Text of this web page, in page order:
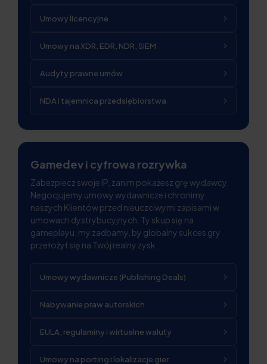
Umowy licencyjne
Umowy na XDR, EDR, NDR, SIEM
Audyty prawne umów
NDA i tajemnica przedsiębiorstwa
Gamedev i cyfrowa rozrywka
Zabezpiecz swoje IP, zanim pokażesz grę wydawcy.
Negocjujemy umowy wydawnicze i chronimy
naszych Klientów przed nieuczciwymi zapisami w
umowach dystrybucyjnych. Ty skup się na
gameplayu, my zadbamy, by globalny sukces gry
przełożył się na Twój realny zysk.
Umowy wydawnicze (Publishing Deals)
Nabywanie praw autorskich
EULA, regulaminy i wirtualne waluty
Umowy na porting i lokalizacje gier